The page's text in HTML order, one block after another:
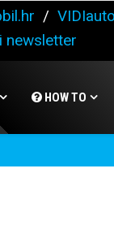
/
newsletter
HOW TO